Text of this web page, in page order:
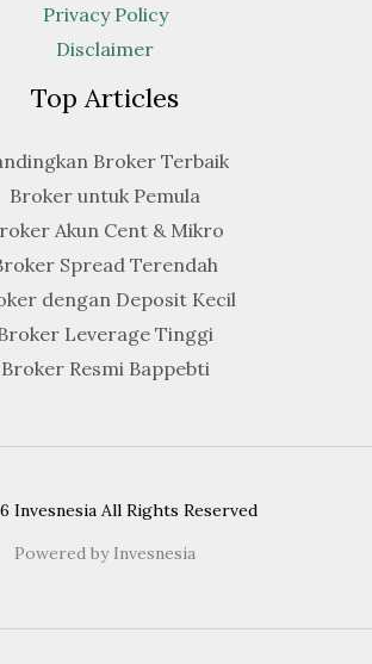
Privacy Policy
Disclaimer
Top Articles
Broker Terbaik
Broker untuk Pemula
Akun Cent & Mikro
Spread Terendah
dengan Deposit Kecil
Leverage Tinggi
Broker Resmi Bappebti
Invesnesia All Rights Reserved
Powered by Invesnesia